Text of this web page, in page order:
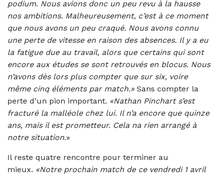
podium. Nous avions donc un peu revu à la hausse
nos ambitions. Malheureusement, c’est à ce moment
que nous avons un peu craqué. Nous avons connu
une perte de vitesse en raison des absences. Il y a eu
la fatigue due au travail, alors que certains qui sont
encore aux études se sont retrouvés en blocus. Nous
n’avons dès lors plus compter que sur six, voire
même cinq éléments par match.» Sans compter la
perte d’un pion important. «Nathan Pinchart s’est
fracturé la malléole chez lui. Il n’a encore que quinze
ans, mais il est prometteur. Cela na rien arrangé à
notre situation.»
Il reste quatre rencontre pour terminer au
mieux. «Notre prochain match de ce vendredi 1 avril